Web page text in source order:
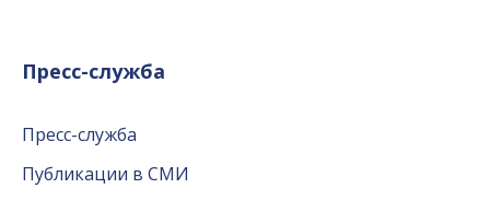
Пресс-служба
Пресс-служба
Публикации в СМИ